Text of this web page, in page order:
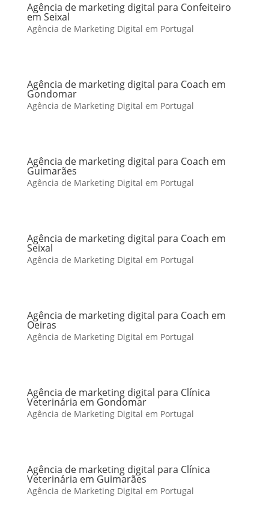
Agência de marketing digital para Confeiteiro
em Seixal
Agência de Marketing Digital em Portugal
Agência de marketing digital para Coach em
Gondomar
Agência de Marketing Digital em Portugal
Agência de marketing digital para Coach em
Guimarães
Agência de Marketing Digital em Portugal
Agência de marketing digital para Coach em
Seixal
Agência de Marketing Digital em Portugal
Agência de marketing digital para Coach em
Oeiras
Agência de Marketing Digital em Portugal
Agência de marketing digital para Clínica
Veterinária em Gondomar
Agência de Marketing Digital em Portugal
Agência de marketing digital para Clínica
Veterinária em Guimarães
Agência de Marketing Digital em Portugal